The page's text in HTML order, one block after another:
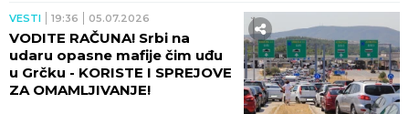
VESTI 19:36 05.07.2026
VODITE RAČUNA! Srbi na
udaru opasne mafije čim uđu
u Grčku - KORISTE I SPREJOVE
ZA OMAMLJIVANJE!